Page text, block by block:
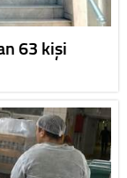
63 kişi